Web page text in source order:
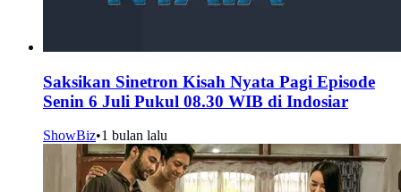
Saksikan Sinetron Kisah Nyata Pagi Episode
Senin 6 Juli Pukul 08.30 WIB di Indosiar
ShowBiz•1 bulan lalu